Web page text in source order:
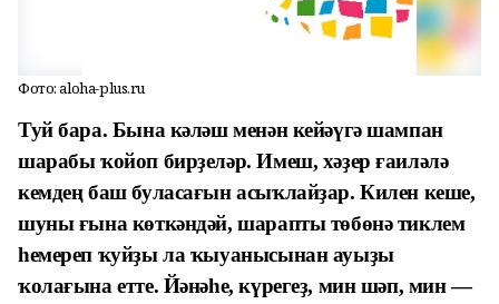
Фото: aloha-plus.ru
Туй бара. Бына кәләш менән кейәүгә шампан
шарабы ҡойоп бирҙеләр. Имеш, хәҙер ғаиләлә
кемдең баш буласағын асыҡлайҙар. Килен кеше,
шуны ғына көткәндәй, шарапты төбөнә тиклем
һемереп ҡуйҙы ла ҡыуанысынан ауыҙы
ҡолағына етте. Йәнәһе, күрегеҙ, мин шәп, мин —